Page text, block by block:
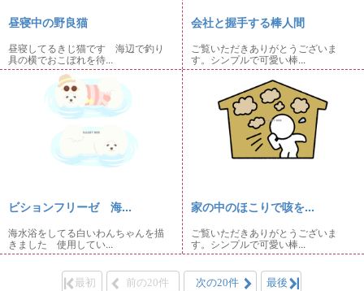
昼寝中の野良猫
昼寝してるきじ猫です 海辺で釣り
具の横でおこぼれを待...
会社と握手する棒人間
ご覧いただきありがとうございま
す。シンプルで可愛い棒...
ビションフリーゼ 海...
海水浴をしてる白いわんちゃんを描
きました 使用してい...
家の中のほこりで咳を...
ご覧いただきありがとうございま
す。シンプルで可愛い棒...
最初 前の20件 次の20件 最後